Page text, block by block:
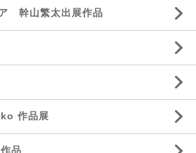
幹山繁太出展作品
作品展
品